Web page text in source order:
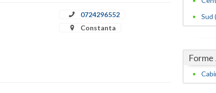
0724296552
Constanta
Sud